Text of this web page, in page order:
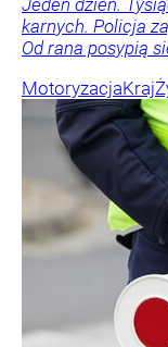
Jeden dzień.
karnych. Policja
Od rana posypią
MotoryzacjaKraj